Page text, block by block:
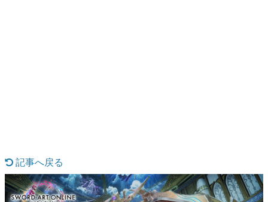
具体的な形から解き明かしていく、硬派で骨太な評論連載
です。
記事へ戻る